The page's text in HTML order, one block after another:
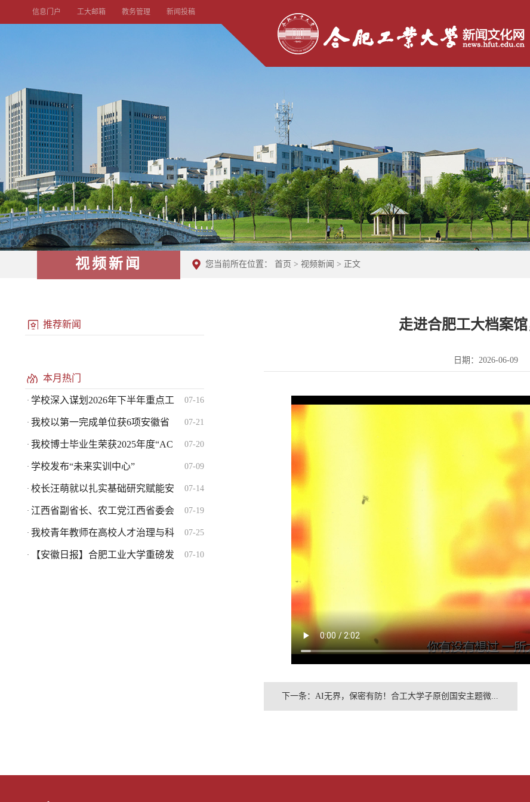
信息门户 工大邮箱 教务管理 新闻投稿
视频新闻 您当前所在位置： 首页 > 视频新闻 > 正文
推荐新闻
本月热门
· 学校深入谋划2026年下半年重点工 07-16
· 我校以第一完成单位获6项安徽省 07-21
· 我校博士毕业生荣获2025年度“AC 07-20
· 学校发布“未来实训中心” 07-09
· 校长汪萌就以扎实基础研究赋能安 07-14
· 江西省副省长、农工党江西省委会 07-19
· 我校青年教师在高校人才治理与科 07-25
· 【安徽日报】合肥工业大学重磅发 07-10
走进合肥工大档案
日期：2026-06-09
下一条： AI无界，保密有防！合工大学子原创国安主题微...